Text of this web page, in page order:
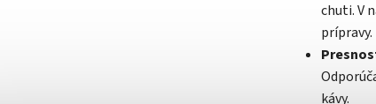
chuti. V
prípravy.
kávy.